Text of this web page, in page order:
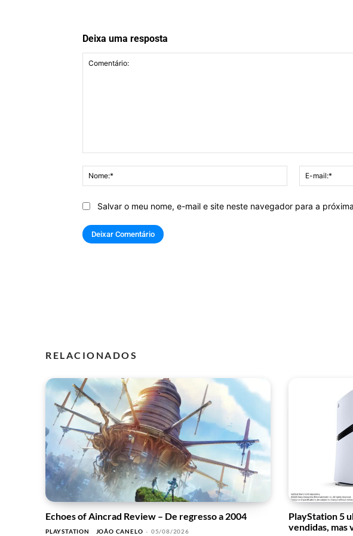
Deixa uma resposta
Nome:*
Salvar o meu nome, e-mail e site neste navegador para a
RELACIONADOS
Echoes of Aincrad Review – De regresso a 2004
PLAYSTATION JOÃO CANELO - 05/08/2026
PlayStation 5
vendidas, mas